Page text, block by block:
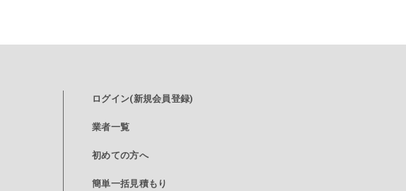
ログイン(新規会員登録)
業者一覧
初めての方へ
簡単一括見積もり